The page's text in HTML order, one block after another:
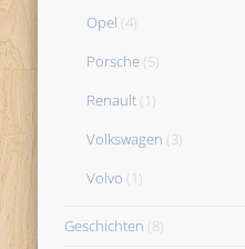
Opel (4)
Porsche (5)
Renault (1)
Volkswagen (3)
Volvo (1)
Geschichten (8)